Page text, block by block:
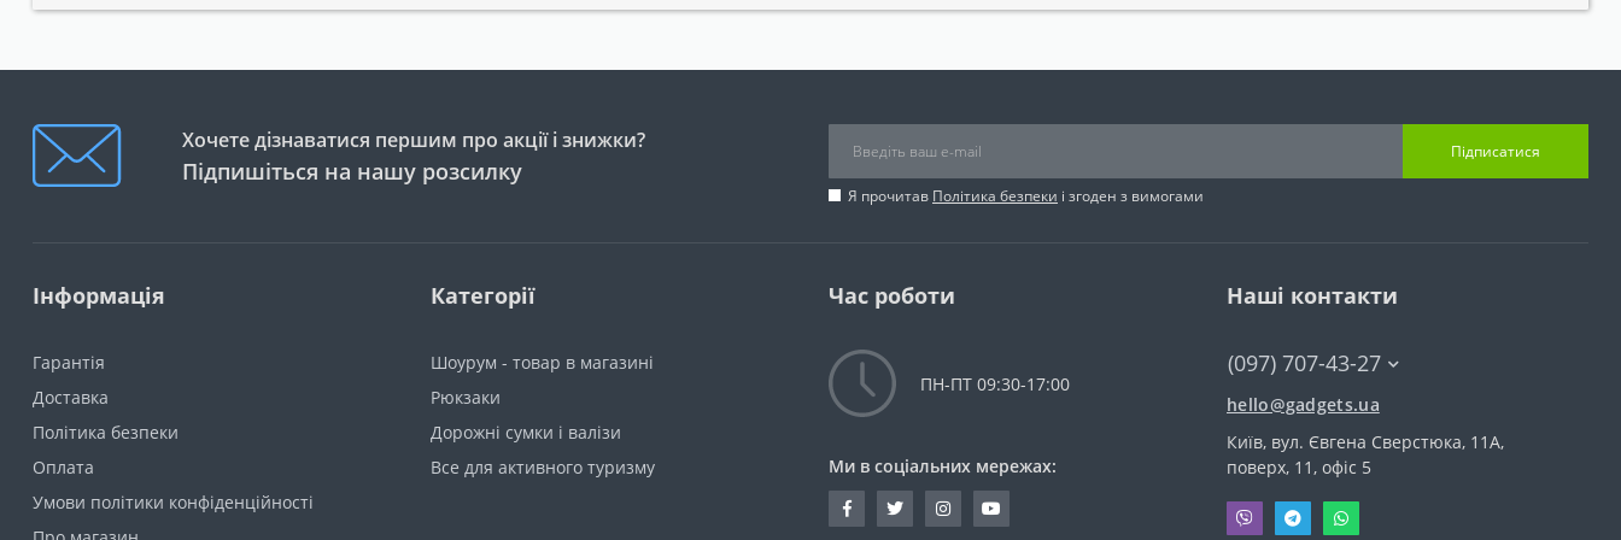
Хочете дізнаватися першим про акції і знижки?
Підпишіться на нашу розсилку
Підписатися
Я прочитав Політика безпеки і згоден з вимогами
Інформація
Гарантія
Доставка
Політика безпеки
Оплата
Умови політики конфіденційності
Категорії
Шоурум - товар в магазині
Рюкзаки
Дорожні сумки і валізи
Все для активного туризму
Час роботи
ПН-ПТ 09:30-17:00
Ми в соціальних мережах:
Наші контакти
(097) 707-43-27
hello@gadgets.ua
Київ, вул. Євгена Сверстюка, 11А,
поверх, 11, офіс 5